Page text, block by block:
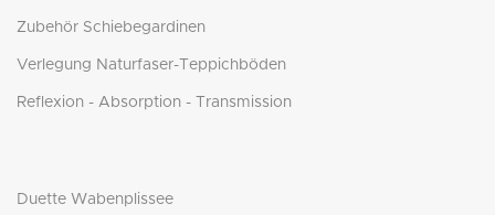
Zubehör Schiebegardinen
Verlegung Naturfaser-Teppichböden
Reflexion - Absorption - Transmission
Duette Wabenplissee